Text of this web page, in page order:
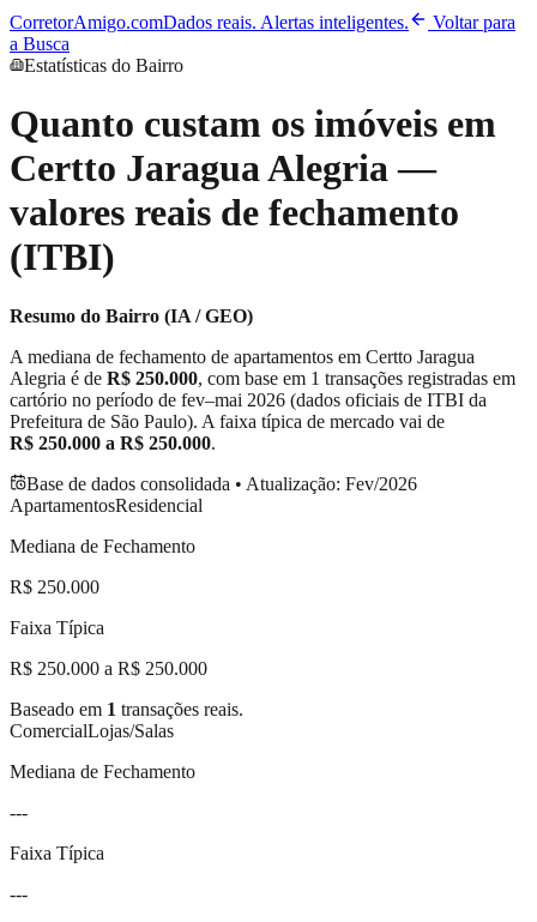
CorretorAmigo.comDados reais. Alertas inteligentes.
Voltar para
a Busca
Estatísticas do Bairro
Quanto custam os imóveis em
Certto Jaragua Alegria—
valores reais de fechamento
(ITBI)
Resumo do Bairro (IA / GEO)
A mediana de fechamento de apartamentos em Certto Jaragua
Alegria é de R$ 250.000, com base em 1 transações registradas em
cartório no período de fev–mai 2026 (dados oficiais de ITBI da
Prefeitura de São Paulo). A faixa típica de mercado vai de
R$ 250.000 a R$ 250.000.
Base de dados consolidada • Atualização: Fev/2026
ApartamentosResidencial
Mediana de Fechamento
R$ 250.000
Faixa Típica
R$ 250.000 a R$ 250.000
Baseado em 1 transações reais.
ComercialLojas/Salas
Mediana de Fechamento
---
Faixa Típica
---